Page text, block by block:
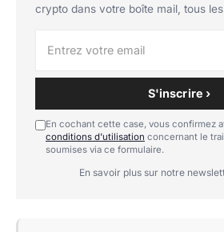
crypto dans votre boîte mail, tous
S'inscrire ›
En cochant cette case, vous confirmez
conditions d'utilisation concernant le
soumises via ce formulaire.
En savoir plus sur notre